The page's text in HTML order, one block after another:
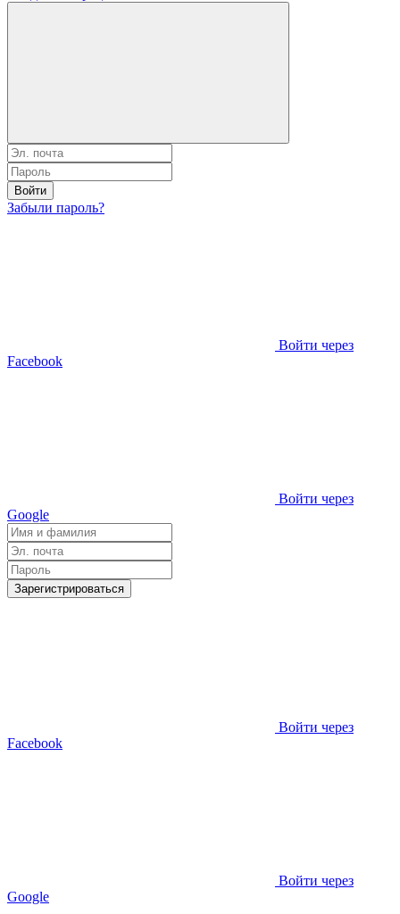
Войти
Забыли пароль?
Войти через
Facebook
Войти через
Google
Зарегистрироваться
Войти через
Facebook
Войти через
Google